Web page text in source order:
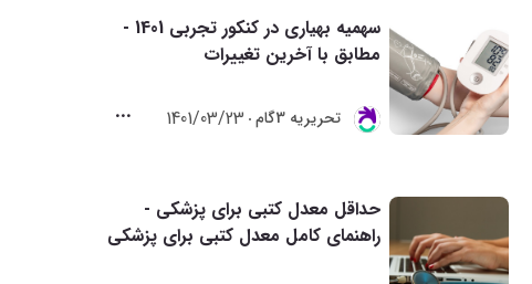
سهمیه بهیاری در کنکور تجربی 1401 -
مطابق با آخرین تغییرات
تحريريه 3گام 1401/03/23
حداقل معدل کتبی برای پزشکی -
راهنمای کامل معدل کتبی برای پزشکی